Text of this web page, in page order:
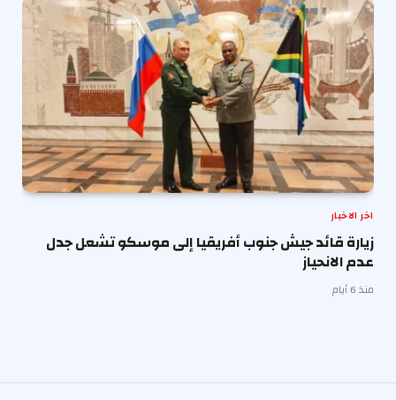
اخر الاخبار
زيارة قائد جيش جنوب أفريقيا إلى موسكو تشعل جدل
عدم الانحياز
منذ 6 أيام